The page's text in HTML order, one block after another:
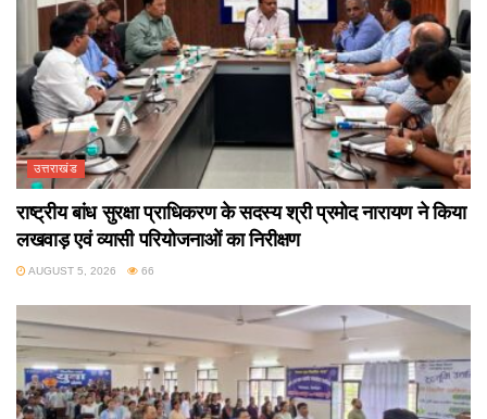
उत्तराखंड
राष्ट्रीय बांध सुरक्षा प्राधिकरण के सदस्य श्री प्रमोद नारायण ने किया
लखवाड़ एवं व्यासी परियोजनाओं का निरीक्षण
AUGUST 5, 2026 66